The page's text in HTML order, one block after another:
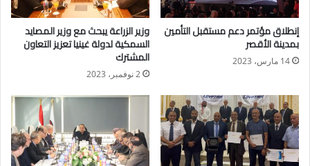
والرئيس التنفيذى للشركة المصرية للاتصالات، و جيليرت زولتان،
رئيس مجلس إدارة مجموعة 4iG، بحضور عدد من قيادات الشركتين.
ويهدف المشروع المشترك إلى بناء شبكة ألياف ضوئية على أعلى
(سكنية / تجارية) مستقبلاً؛ باستثمارات لا تقل عن 600 مليون دولار
لتطوير البنية التحتية لشبكة الإتاحة غير النشطة في مصر.
وأكد الدكتور عمرو طلعت، وزير الاتصالات وتكنولوجيا المعلومات أن
إنطلاق مؤتمر دعم مستقبل التأمين
بمدينة الأقصر
14 مارس، 2023
وزير الزراعة يبحث مع وزير المصايد
السمكية لدولة غينيا تعزيز التعاون
المشترك
2 نوفمبر، 2023